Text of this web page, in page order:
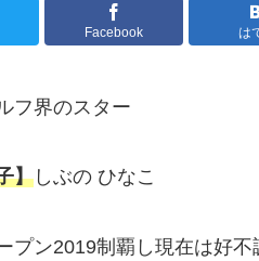
Facebook は
フ界のスター
】 しぶの ひなこ
プン2019制覇し現在は好